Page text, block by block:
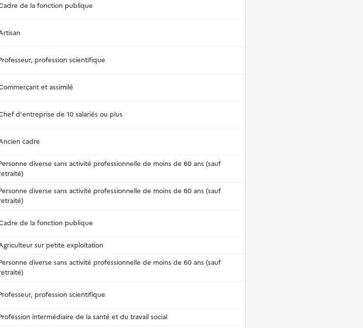
de la fonction publique
profession scientifique
et assimilé
d'entreprise de 10 salariés ou plus
cadre
diverse sans activité professionnelle de moins de 60 ans (sauf
diverse sans activité professionnelle de moins de 60 ans (sauf
de la fonction publique
sur petite exploitation
diverse sans activité professionnelle de moins de 60 ans (sauf
profession scientifique
intermédiaire de la santé et du travail social